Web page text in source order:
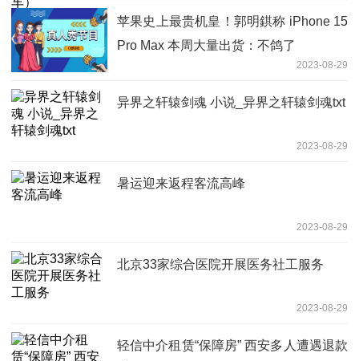
苹果史上最贵机皇！郭明錤称 iPhone 15
Pro Max 本周大量出货：不鸽了
2023-08-29
异界之轩辕剑魂 小说_异界之轩辕剑魂txt
2023-08-29
暑运迎来返程客流高峰
2023-08-29
北京33家综合医院开展医务社工服务
2023-08-29
轻信中介租赁“保障房” 西安多人遭遇退款